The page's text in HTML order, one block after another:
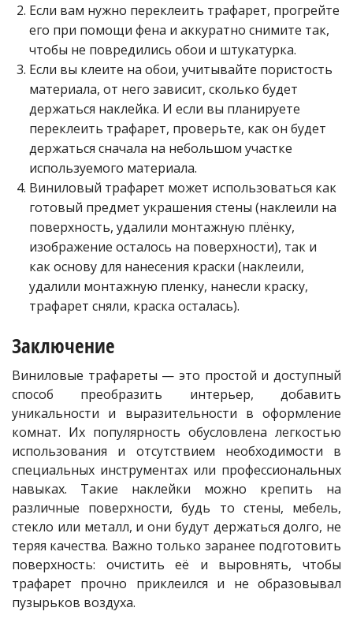
Если вам нужно переклеить трафарет, прогрейте
его при помощи фена и аккуратно снимите так,
чтобы не повредились обои и штукатурка.
Если вы клеите на обои, учитывайте пористость
материала, от него зависит, сколько будет
держаться наклейка. И если вы планируете
переклеить трафарет, проверьте, как он будет
держаться сначала на небольшом участке
используемого материала.
Виниловый трафарет может использоваться как
готовый предмет украшения стены (наклеили на
поверхность, удалили монтажную плёнку,
изображение осталось на поверхности), так и
как основу для нанесения краски (наклеили,
удалили монтажную пленку, нанесли краску,
трафарет сняли, краска осталась).
Заключение
Виниловые трафареты — это простой и доступный
способ преобразить интерьер, добавить
уникальности и выразительности в оформление
комнат. Их популярность обусловлена легкостью
использования и отсутствием необходимости в
специальных инструментах или профессиональных
навыках. Такие наклейки можно крепить на
различные поверхности, будь то стены, мебель,
стекло или металл, и они будут держаться долго, не
теряя качества. Важно только заранее подготовить
поверхность: очистить её и выровнять, чтобы
трафарет прочно приклеился и не образовывал
пузырьков воздуха.